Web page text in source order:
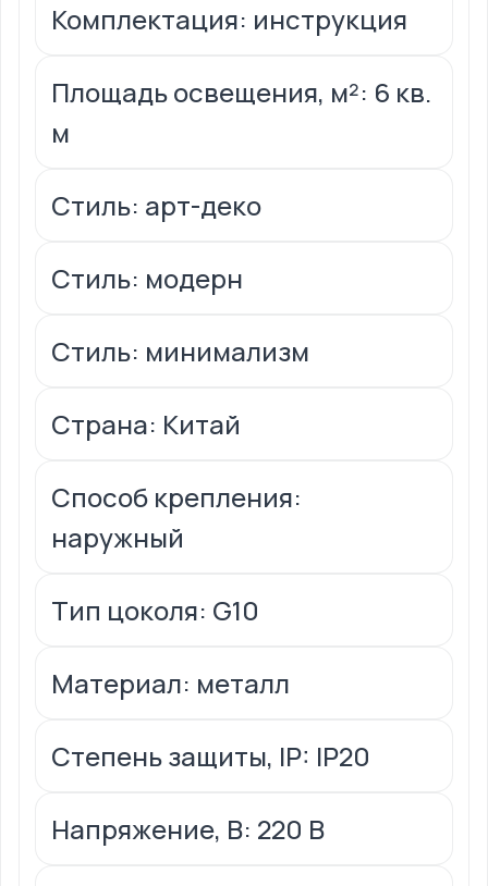
Комплектация: инструкция
Площадь освещения, м²: 6 кв.
м
Стиль: арт-деко
Стиль: модерн
Стиль: минимализм
Страна: Китай
Способ крепления:
наружный
Тип цоколя: G10
Материал: металл
Степень защиты, IP: IP20
Напряжение, В: 220 В